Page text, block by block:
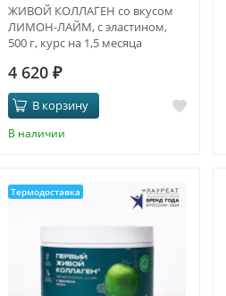
ЖИВОЙ КОЛЛАГЕН со вкусом
ЛИМОН-ЛАЙМ, с эластином,
500 г, курс на 1,5 месяца
4 620 ₽
В корзину
В наличии
Термодоставка